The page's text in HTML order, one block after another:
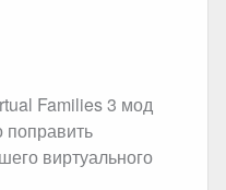
Families 3 мод
поправить
виртуального